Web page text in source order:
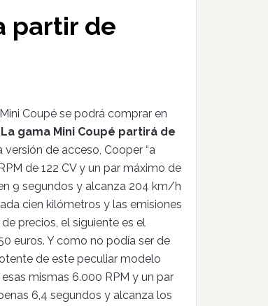
partir de
Coupé se podrá comprar en
La gama Mini Coupé partirá de
versión de acceso, Cooper “a
de 122 CV y un par máximo de
9 segundos y alcanza 204 km/h
cien kilómetros y las emisiones
precios, el siguiente es el
euros. Y como no podía ser de
de este peculiar modelo
mismas 6.000 RPM y un par
6,4 segundos y alcanza los